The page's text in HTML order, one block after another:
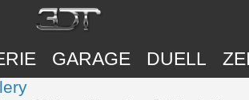
GARAGE DUELL